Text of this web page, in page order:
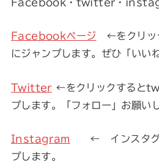
Facebookページ ←をクリッ
にジャンプします。ぜひ「いい
Twitter ←をクリックすると
プします。「フォロー」お願い
Instagram ← インスタグラ
プします。